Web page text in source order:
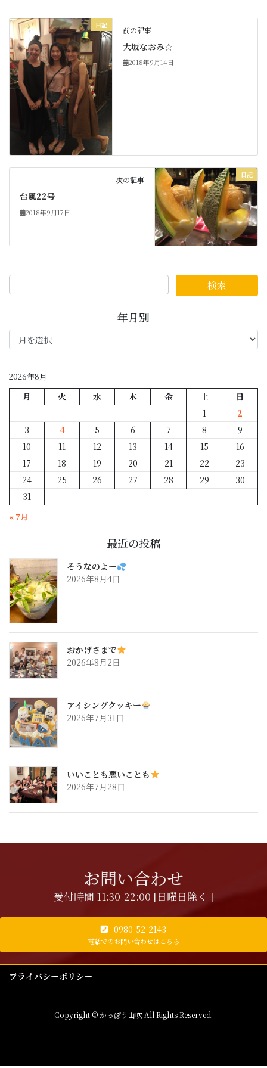
日記
前の記事
大坂なおみ☆
2018年9月14日
日記
次の記事
台風22号
2018年9月17日
年月別
年
月
2026年8月
月 火 水 木 金 土
日
1
2
3
4 5 6 7 8
9
10
11 12 13 14 15
16
17
18 19 20 21 22
23
24
25 26 27 28 29
30
31
« 7月
最近の投稿
そうなのよー
2026年8月4日
おかげさまで
2026年8月2日
アイシングクッキー
2026年7月31日
いいことも悪いことも
2026年7月28日
お問い合わせ
受付時間 11:30-22:00 [日曜日除く ]
0980-52-2143
電話でのお問い合わせはこちら
プライバシーポリシー
Copyright © かっぽう山吹 All Rights Reserved.